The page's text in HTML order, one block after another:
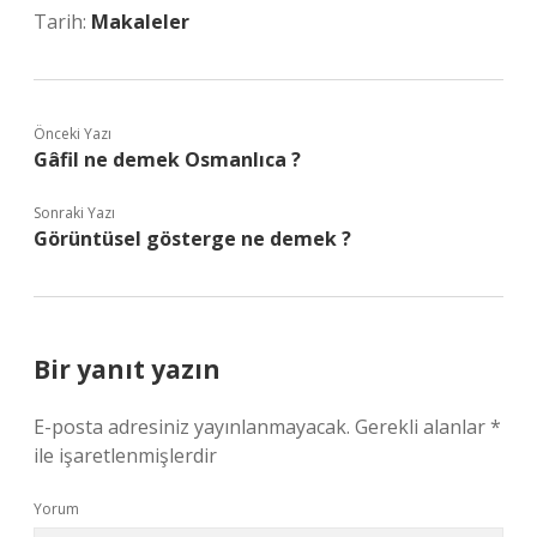
Tarih: Makaleler
Önceki Yazı
Gâfil ne demek Osmanlıca ?
Sonraki Yazı
Görüntüsel gösterge ne demek ?
Bir yanıt yazın
E-posta adresiniz yayınlanmayacak. Gerekli alanlar*
ile işaretlenmişlerdir
Yorum